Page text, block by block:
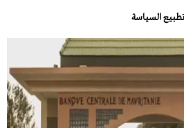
السياسة